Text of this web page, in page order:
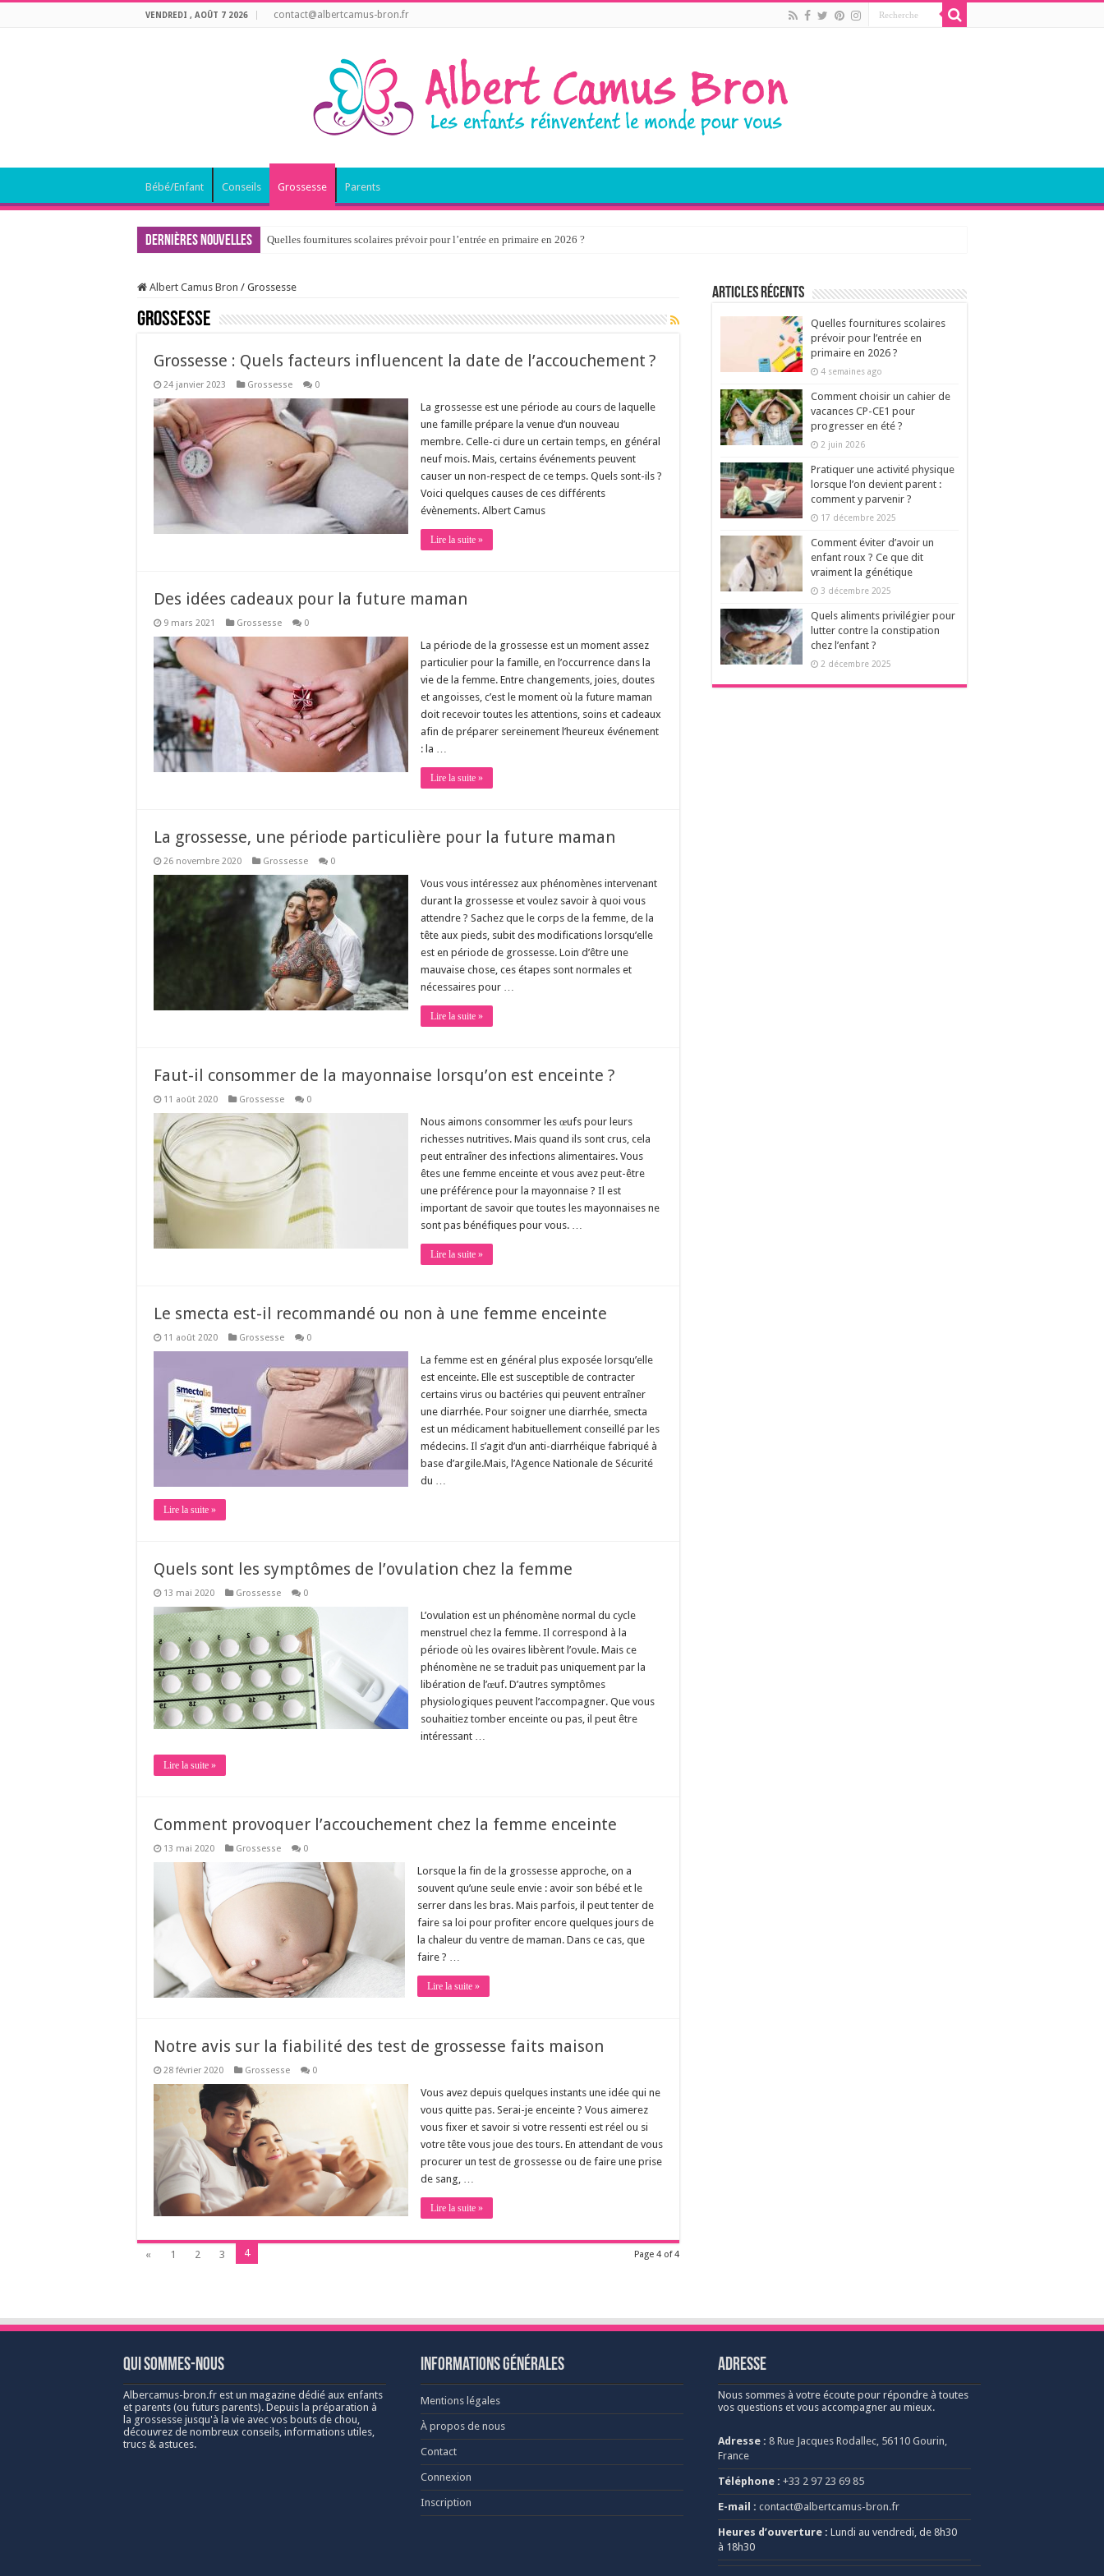
VENDREDI , AOÛT 7 2026 contact@albertcamus-bron.fr
Bébé/Enfant Conseils Grossesse Parents
Dernières nouvelles Quelles fournitures scolaires prévoir pour l’entrée en primaire en 2026 ?
Albert Camus Bron / Grossesse
Grossesse
Grossesse : Quels facteurs influencent la date de l’accouchement ?
24 janvier 2023 Grossesse 0
La grossesse est une période au cours de laquelle
une famille prépare la venue d’un nouveau
membre. Celle-ci dure un certain temps, en général
neuf mois. Mais, certains événements peuvent
causer un non-respect de ce temps. Quels sont-ils ?
Voici quelques causes de ces différents
évènements. Albert Camus
Lire la suite »
Des idées cadeaux pour la future maman
9 mars 2021 Grossesse 0
La période de la grossesse est un moment assez
particulier pour la famille, en l’occurrence dans la
vie de la femme. Entre changements, joies, doutes
et angoisses, c’est le moment où la future maman
doit recevoir toutes les attentions, soins et cadeaux
afin de préparer sereinement l’heureux événement
: la …
Lire la suite »
La grossesse, une période particulière pour la future maman
26 novembre 2020 Grossesse 0
Vous vous intéressez aux phénomènes intervenant
durant la grossesse et voulez savoir à quoi vous
attendre ? Sachez que le corps de la femme, de la
tête aux pieds, subit des modifications lorsqu’elle
est en période de grossesse. Loin d’être une
mauvaise chose, ces étapes sont normales et
nécessaires pour …
Lire la suite »
Faut-il consommer de la mayonnaise lorsqu’on est enceinte ?
11 août 2020 Grossesse 0
Nous aimons consommer les œufs pour leurs
richesses nutritives. Mais quand ils sont crus, cela
peut entraîner des infections alimentaires. Vous
êtes une femme enceinte et vous avez peut-être
une préférence pour la mayonnaise ? Il est
important de savoir que toutes les mayonnaises ne
sont pas bénéfiques pour vous. …
Lire la suite »
Le smecta est-il recommandé ou non à une femme enceinte
11 août 2020 Grossesse 0
La femme est en général plus exposée lorsqu’elle
est enceinte. Elle est susceptible de contracter
certains virus ou bactéries qui peuvent entraîner
une diarrhée. Pour soigner une diarrhée, smecta
est un médicament habituellement conseillé par les
médecins. Il s’agit d’un anti-diarrhéique fabriqué à
base d’argile.Mais, l’Agence Nationale de Sécurité
du …
Lire la suite »
Quels sont les symptômes de l’ovulation chez la femme
13 mai 2020 Grossesse 0
L’ovulation est un phénomène normal du cycle
menstruel chez la femme. Il correspond à la
période où les ovaires libèrent l’ovule. Mais ce
phénomène ne se traduit pas uniquement par la
libération de l’œuf. D’autres symptômes
physiologiques peuvent l’accompagner. Que vous
souhaitiez tomber enceinte ou pas, il peut être
intéressant …
Lire la suite »
Comment provoquer l’accouchement chez la femme enceinte
13 mai 2020 Grossesse 0
Lorsque la fin de la grossesse approche, on a
souvent qu’une seule envie : avoir son bébé et le
serrer dans les bras. Mais parfois, il peut tenter de
faire sa loi pour profiter encore quelques jours de
la chaleur du ventre de maman. Dans ce cas, que
faire ? …
Lire la suite »
Notre avis sur la fiabilité des test de grossesse faits maison
28 février 2020 Grossesse 0
Vous avez depuis quelques instants une idée qui ne
vous quitte pas. Serai-je enceinte ? Vous aimerez
vous fixer et savoir si votre ressenti est réel ou si
votre tête vous joue des tours. En attendant de vous
procurer un test de grossesse ou de faire une prise
de sang, …
Lire la suite »
Page 4 of 4
« 1 2 3 4
Articles récents
Quelles fournitures scolaires
prévoir pour l’entrée en
primaire en 2026 ?
4 semaines ago
Comment choisir un cahier de
vacances CP-CE1 pour
progresser en été ?
2 juin 2026
Pratiquer une activité physique
lorsque l’on devient parent :
comment y parvenir ?
17 décembre 2025
Comment éviter d’avoir un
enfant roux ? Ce que dit
vraiment la génétique
3 décembre 2025
Quels aliments privilégier pour
lutter contre la constipation
chez l’enfant ?
2 décembre 2025
Qui sommes-nous
Albercamus-bron.fr est un magazine dédié aux enfants
et parents (ou futurs parents). Depuis la préparation à
la grossesse jusqu'à la vie avec vos bouts de chou,
découvrez de nombreux conseils, informations utiles,
trucs & astuces.
Informations générales
Mentions légales
À propos de nous
Contact
Connexion
Inscription
Adresse
Nous sommes à votre écoute pour répondre à toutes
vos questions et vous accompagner au mieux.
Adresse : 8 Rue Jacques Rodallec, 56110 Gourin,
France
Téléphone : +33 2 97 23 69 85
E-mail : contact@albertcamus-bron.fr
Heures d’ouverture : Lundi au vendredi, de 8h30
à 18h30